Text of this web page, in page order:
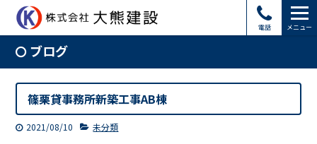
電話 メニュー
ブログ
篠栗貸事務所新築工事AB棟
2021/08/10 未分類